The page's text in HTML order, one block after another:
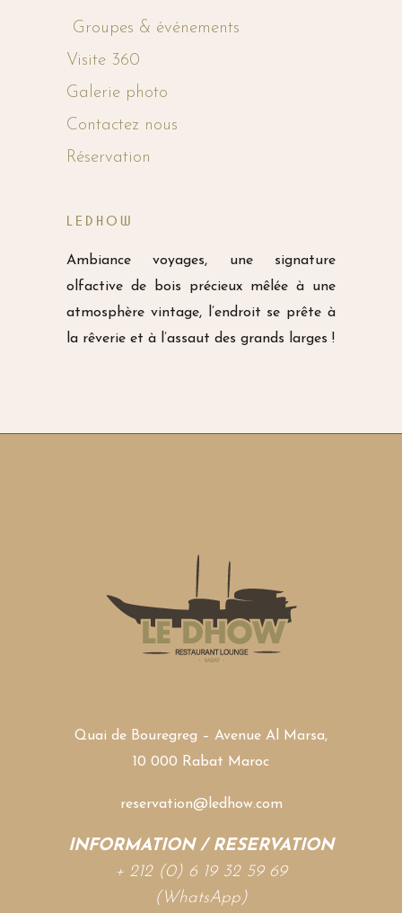
Groupes & événements
Visite 360
Galerie photo
Contactez nous
Réservation
LEDHOW
Ambiance voyages, une signature
olfactive de bois précieux mêlée à une
atmosphère vintage, l’endroit se prête à
la rêverie et à l’assaut des grands larges !
Quai de Bouregreg – Avenue Al Marsa,
10 000 Rabat Maroc
reservation@ledhow.com
INFORMATION / RESERVATION
+ 212 (0) 6 19 32 59 69
(WhatsApp)